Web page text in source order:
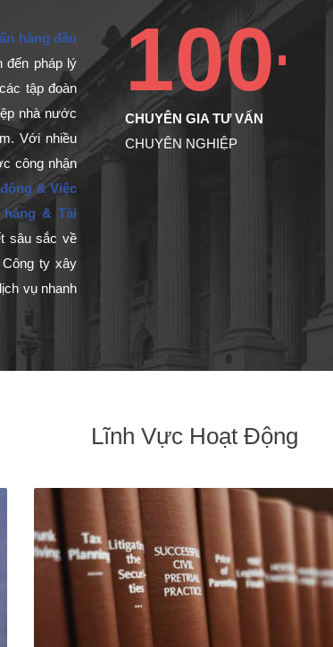
hàng đầu
đến pháp lý
tập đoàn
nhà nước
Với nhiều
công nhận
& Việc
hàng & Tài
sâu sắc về
ty xây
vụ nhanh
100+
CHUYÊN GIA TƯ VẤN
CHUYÊN NGHIỆP
Lĩnh Vực Hoạt Động